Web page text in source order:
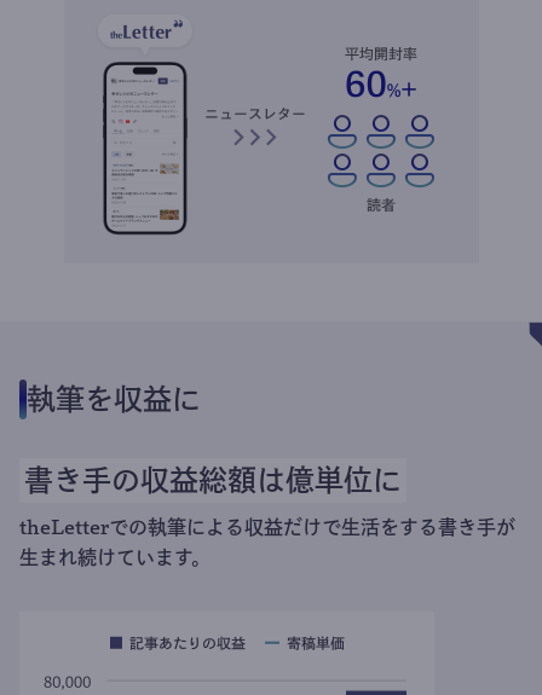
執筆を収益に
書き手の収益総額は億単位に
theLetterでの執筆による収益だけで生活をする書き手が
生まれ続けています。